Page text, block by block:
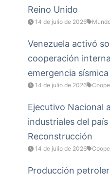
Reino Unido
14 de julio de 2026
Venezuela activó
cooperación
emergencia sísmica
14 de julio de 2026
Ejecutivo Nacional
industriales del
Reconstrucción
14 de julio de 2026
Producción